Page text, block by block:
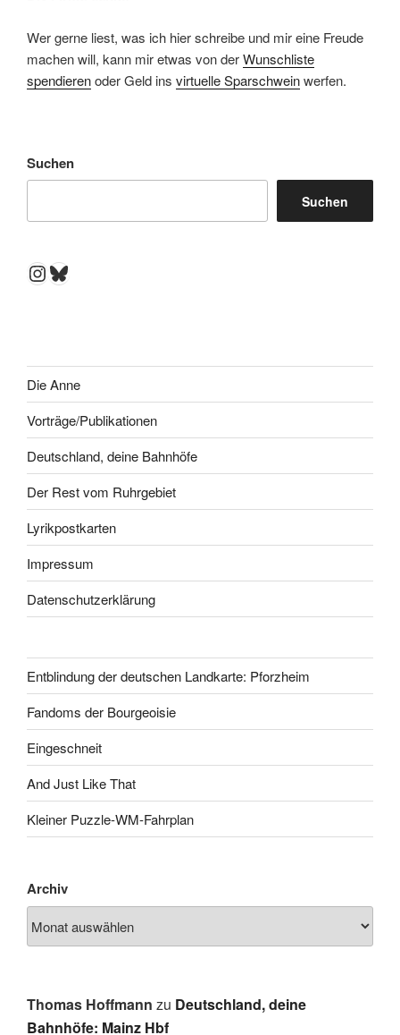
Wer gerne liest, was ich hier schreibe und mir eine Freude
machen will, kann mir etwas von derWunschliste
spendierenoder Geld ins virtuelle Sparschweinwerfen.
Suchen
Suchen
Instagram
Bluesky
Die Anne
Vorträge/Publikationen
Deutschland, deine Bahnhöfe
Der Rest vom Ruhrgebiet
Lyrikpostkarten
Impressum
Datenschutzerklärung
Entblindung der deutschen Landkarte: Pforzheim
Fandoms der Bourgeoisie
Eingeschneit
And Just Like That
Kleiner Puzzle-WM-Fahrplan
Archiv
Thomas Hoffmann zu Deutschland, deine
Bahnhöfe: Mainz Hbf